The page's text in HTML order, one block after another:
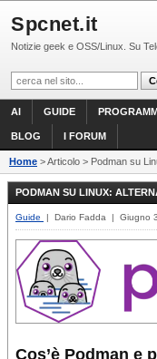
Spcnet.it
Notizie geek e OSS/Linux. Su
AI GUIDE
BLOG I FORUM
Home > Articolo > Podman su
PODMAN SU LINUX:
Guide | Dario Fadda | Giugno
Cos’è Podman e